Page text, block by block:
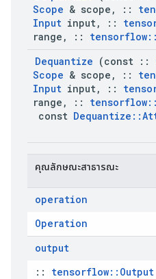
Scope & scope , ::
Input input, ::
range , :: tensorflow::
Dequantize (const ::
Scope & scope , ::
Input input, ::
range , :: tensorflow::
const Dequantize ::
คุณลักษณะสาธารณะ
operation
Operation
output
:: tensorflow::Output